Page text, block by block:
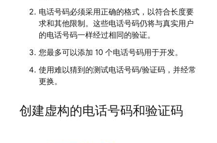
电话号码必须采用正确的格式，以符合长度要
求和其他限制。这些电话号码仍将与真实用户
的电话号码一样经过相同的验证。
您最多可以添加 10 个电话号码用于开发。
使用难以猜到的测试电话号码/验证码，并经常
更换。
创建虚构的电话号码和验证码